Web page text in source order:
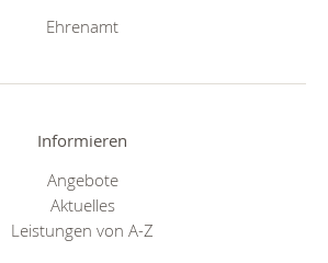
Ehrenamt
Informieren
Angebote
Aktuelles
Leistungen von A-Z